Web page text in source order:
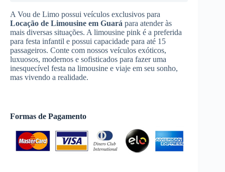
A Vou de Limo possui veículos exclusivos para
Locação de Limousine em Guará para atender às
mais diversas situações. A limousine pink é a preferida
para festa infantil e possui capacidade para até 15
passageiros. Conte com nossos veículos exóticos,
luxuosos, modernos e sofisticados para fazer uma
inesquecível festa na limousine e viaje em seu sonho,
mas vivendo a realidade.
Formas de Pagamento